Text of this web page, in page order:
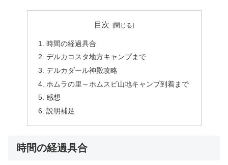
目次
時間の経過具合
デルカコスタ地方キャンプまで
デルカダール神殿攻略
ホムラの里～ホムスビ山地キャンプ到着まで
感想
説明補足
時間の経過具合